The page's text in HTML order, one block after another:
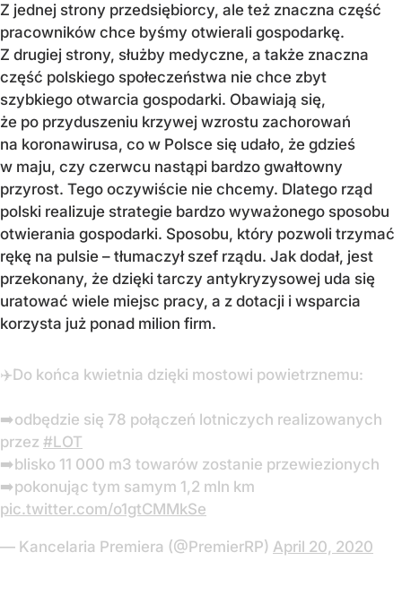
Z jednej strony przedsiębiorcy, ale też znaczna część
pracowników chce byśmy otwierali gospodarkę.
Z drugiej strony, służby medyczne, a także znaczna
część polskiego społeczeństwa nie chce zbyt
szybkiego otwarcia gospodarki. Obawiają się,
że po przyduszeniu krzywej wzrostu zachorowań
na koronawirusa, co w Polsce się udało, że gdzieś
w maju, czy czerwcu nastąpi bardzo gwałtowny
przyrost. Tego oczywiście nie chcemy. Dlatego rząd
polski realizuje strategie bardzo wyważonego sposobu
otwierania gospodarki. Sposobu, który pozwoli trzymać
rękę na pulsie – tłumaczył szef rządu. Jak dodał, jest
przekonany, że dzięki tarczy antykryzysowej uda się
uratować wiele miejsc pracy, a z dotacji i wsparcia
korzysta już ponad milion firm.
✈️Do końca kwietnia dzięki mostowi powietrznemu:
➡️odbędzie się 78 połączeń lotniczych realizowanych
przez #LOT
➡️blisko 11 000 m3 towarów zostanie przewiezionych
➡️pokonując tym samym 1,2 mln km
pic.twitter.com/o1gtCMMkSe
— Kancelaria Premiera (@PremierRP) April 20, 2020